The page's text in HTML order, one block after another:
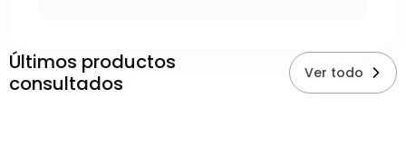
Últimos productos
consultados
Ver todo